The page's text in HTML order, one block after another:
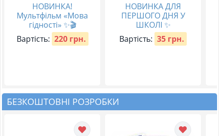
НОВИНКА!
Мультфільм «Мова
гідності» ✨🎬
Вартість: 220 грн.
НОВИНКА ДЛЯ
ПЕРШОГО ДНЯ У
ШКОЛІ ✨
Вартість: 35 грн.
БЕЗКОШТОВНІ РОЗРОБКИ